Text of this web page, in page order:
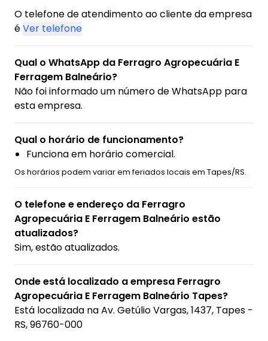
O telefone de atendimento ao cliente da empresa
éVer telefone
Qual o WhatsApp da Ferragro Agropecuária E
Ferragem Balneário?
Não foi informado um número de WhatsApp para
esta empresa.
Qual o horário de funcionamento?
Funciona em horário comercial.
Os horários podem variar em feriados locais em Tapes/RS.
O telefone e endereço da Ferragro
Agropecuária E Ferragem Balneário estão
atualizados?
Sim, estão atualizados.
Onde está localizado a empresa Ferragro
Agropecuária E Ferragem Balneário Tapes?
Está localizada naAv. Getúlio Vargas, 1437, Tapes -
RS, 96760-000